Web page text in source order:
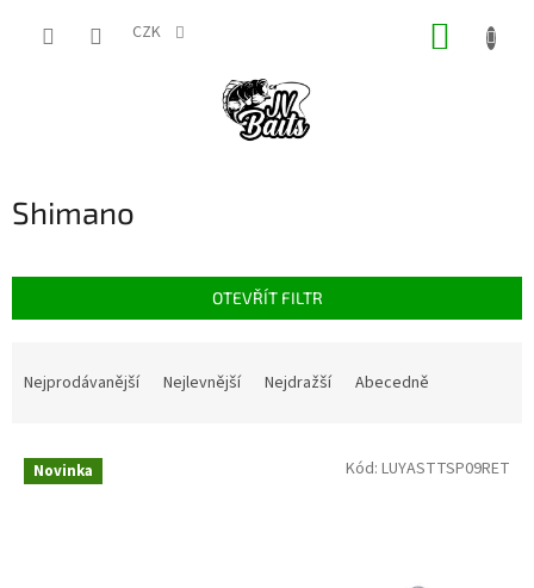
CZK
Shimano
OTEVŘÍT FILTR
n
Nejprodávanější Nejlevnější Nejdražší Abecedně
V Novinka Kód: LUYASTTSP09RET